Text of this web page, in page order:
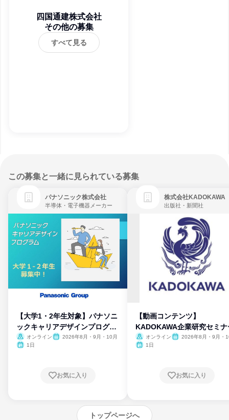
四国通建株式会社
その他の募集
すべて見る
この募集と一緒に見られている募集
パナソニック株式会社
半導体・電子機器メーカー
【大学1・2年生対象】パナソニ
ックキャリアデザインプログラ
ム
オンライン
2026年8月・9月・10月
1日
お気に入り
株式会社KADOKAWA
出版社・新聞社
【動画コンテンツ】
KADOKAWA企業研究セミナ
オンライン
2026年8月・9月・
1日
お気に入り
トップページへ